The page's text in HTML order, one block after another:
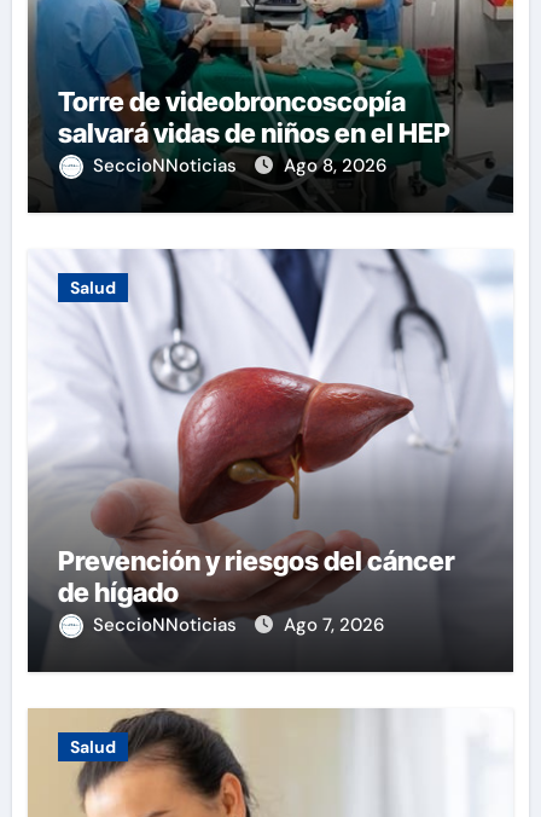
Torre de videobroncoscopía
salvará vidas de niños en el HEP
SeccioNNoticias Ago 8, 2026
Salud
Prevención y riesgos del cáncer
de hígado
SeccioNNoticias Ago 7, 2026
Salud